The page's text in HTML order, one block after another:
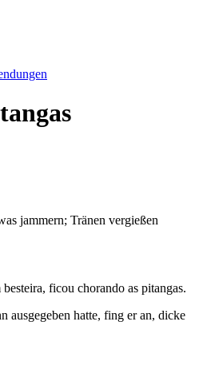
jammern; Tränen vergießen
ficou chorando as pitangas.
ausgegeben hatte, fing er an, dicke